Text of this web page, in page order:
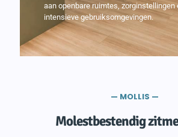
aan openbare ruimtes, zorginstellingen
intensieve gebruiksomgevingen.
— MOLLIS —
Molestbestendig